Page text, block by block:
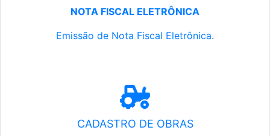
NOTA FISCAL ELETRÔNICA
Emissão de Nota Fiscal Eletrônica.
CADASTRO DE OBRAS